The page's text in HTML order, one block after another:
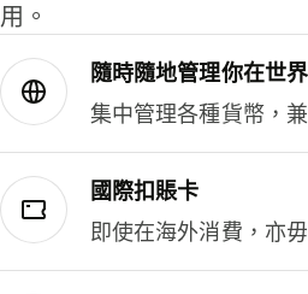
用。
隨時隨地管理你在世
集中管理各種貨幣，
國際扣賬卡
即使在海外消費，亦